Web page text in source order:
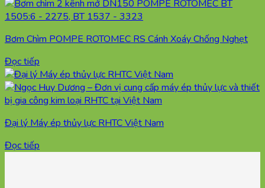
Bơm Chìm POMPE ROTOMEC RS Cánh Xoáy Chống Nghẹt
Đọc tiếp
Đại lý Máy ép thủy lực RHTC Việt Nam
Đọc tiếp